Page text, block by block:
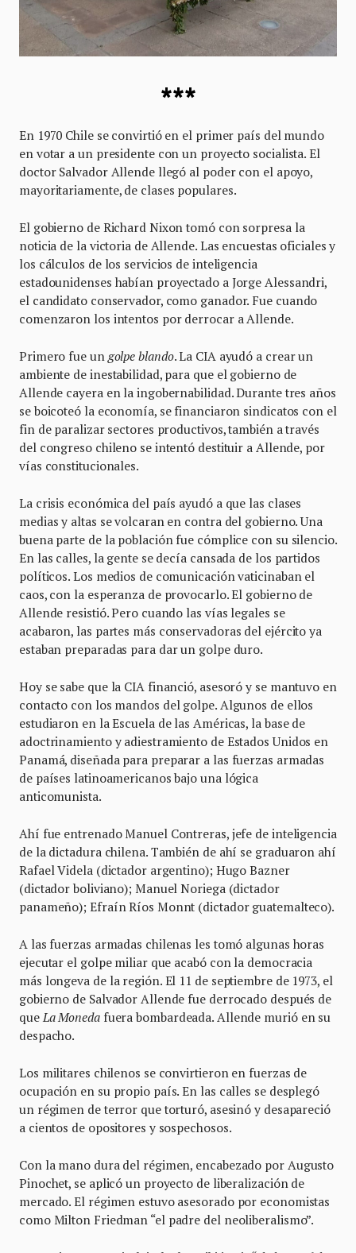
***
En 1970 Chile se convirtió en el primer país del mundo
en votar a un presidente con un proyecto socialista. El
doctor Salvador Allende llegó al poder con el apoyo,
mayoritariamente, de clases populares.
El gobierno de Richard Nixon tomó con sorpresa la
noticia de la victoria de Allende. Las encuestas oficiales y
los cálculos de los servicios de inteligencia
estadounidenses habían proyectado a Jorge Alessandri,
el candidato conservador, como ganador. Fue cuando
comenzaron los intentos por derrocar a Allende.
Primero fue ungolpe blando. La CIA ayudó a crear un
ambiente de inestabilidad, para que el gobierno de
Allende cayera en la ingobernabilidad. Durante tres años
se boicoteó la economía, se financiaron sindicatos con el
fin de paralizar sectores productivos, también a través
del congreso chileno se intentó destituir a Allende, por
vías constitucionales.
La crisis económica del país ayudó a que las clases
medias y altas se volcaran en contra del gobierno. Una
buena parte de la población fue cómplice con su silencio.
En las calles, la gente se decía cansada de los partidos
políticos. Los medios de comunicación vaticinaban el
caos, con la esperanza de provocarlo. El gobierno de
Allende resistió. Pero cuando las vías legales se
acabaron, las partes más conservadoras del ejército ya
estaban preparadas para dar un golpe duro.
Hoy se sabe que la CIA financió, asesoró y se mantuvo en
contacto con los mandos del golpe. Algunos de ellos
estudiaron en la Escuela de las Américas, la base de
adoctrinamiento y adiestramiento de Estados Unidos en
Panamá, diseñada para preparar a las fuerzas armadas
de países latinoamericanos bajo una lógica
anticomunista.
Ahí fue entrenado Manuel Contreras, jefe de inteligencia
de la dictadura chilena. También de ahí se graduaron ahí
Rafael Videla (dictador argentino); Hugo Bazner
(dictador boliviano); Manuel Noriega (dictador
panameño); Efraín Ríos Monnt (dictador guatemalteco).
A las fuerzas armadas chilenas les tomó algunas horas
ejecutar el golpe miliar que acabó con la democracia
más longeva de la región. El 11 de septiembre de 1973, el
gobierno de Salvador Allende fue derrocado después de
queLa Monedafuera bombardeada. Allende murió en su
despacho.
Los militares chilenos se convirtieron en fuerzas de
ocupación en su propio país. En las calles se desplegó
un régimen de terror que torturó, asesinó y desapareció
a cientos de opositores y sospechosos.
Con la mano dura del régimen, encabezado por Augusto
Pinochet, se aplicó un proyecto de liberalización de
mercado. El régimen estuvo asesorado por economistas
como Milton Friedman “el padre del neoliberalismo”.